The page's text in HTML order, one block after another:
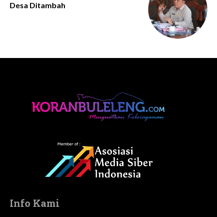
Desa Ditambah
Info Kami